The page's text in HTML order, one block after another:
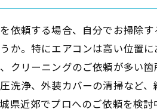
依頼する場合、自分でお掃除
か。特にエアコンは高い位置
クリーニングのご依頼が多い
洗浄、外装カバーの清掃など
県近郊でプロへのご依頼を検